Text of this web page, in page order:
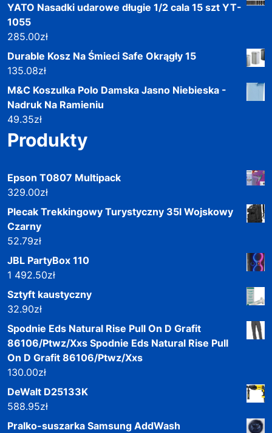
YATO Nasadki udarowe długie 1/2 cala 15 szt YT-
1055
285.00zł
Durable Kosz Na Śmieci Safe Okrągły 15
135.08zł
M&C Koszulka Polo Damska Jasno Niebieska -
Nadruk Na Ramieniu
49.35zł
Produkty
Epson T0807 Multipack
329.00zł
Plecak Trekkingowy Turystyczny 35l Wojskowy
Czarny
52.79zł
JBL PartyBox 110
1 492.50zł
Sztyft kaustyczny
32.90zł
Spodnie Eds Natural Rise Pull On D Grafit
86106/Ptwz/Xxs Spodnie Eds Natural Rise Pull
On D Grafit 86106/Ptwz/Xxs
130.00zł
DeWalt D25133K
588.95zł
Pralko-suszarka Samsung AddWash